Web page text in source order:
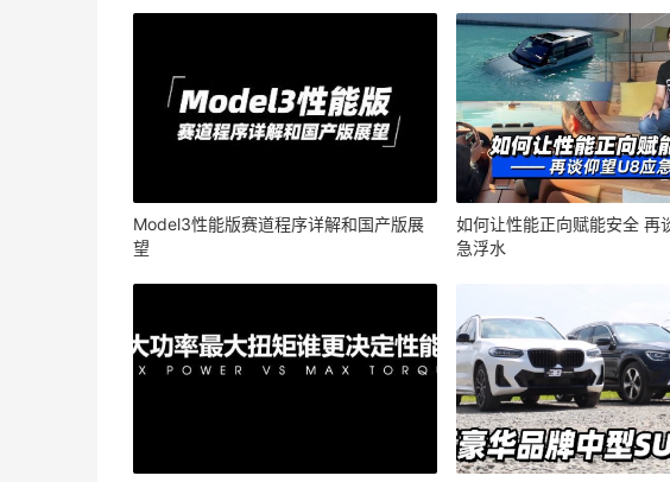
Model3性能版赛道程序详解和国产版展
望
如何让性能正向赋能安全 再
急浮水